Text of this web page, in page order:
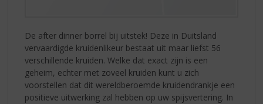
De after dinner borrel bij uitstek! Deze in Duitsland
vervaardigde kruidenlikeur bestaat uit maar liefst 56
verschillende kruiden. Welke dat exact zijn is een
geheim, echter met zoveel kruiden kunt u zich
voorstellen dat dit wereldberoemde kruidendrankje een
positieve uitwerking zal hebben op uw spijsvertering. In